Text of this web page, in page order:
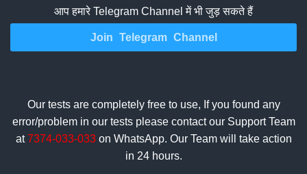
आप हमारे Telegram Channel में भी जुड़ सकते हैं
Join Telegram Channel
Our tests are completely free to use, If you found any
error/problem in our tests please contact our Support Team
at7374-033-033on WhatsApp. Our Team will take action
in 24 hours.